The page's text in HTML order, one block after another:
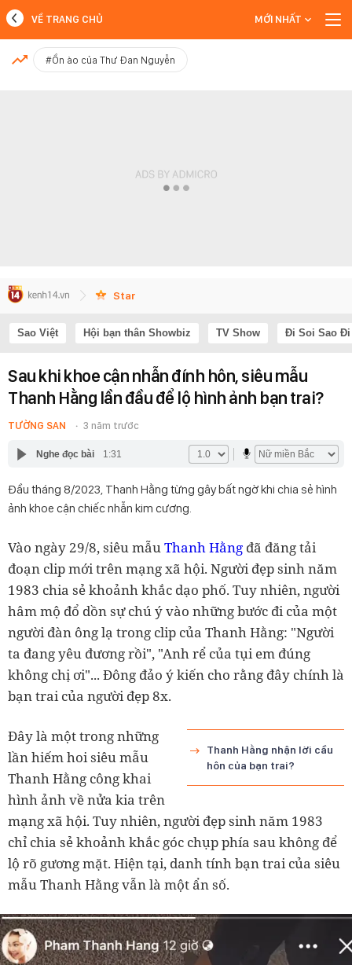
MỚI NHẤT
VỀ TRANG CHỦ MỚI NHẤT
#Ồn ào của Thư Đan Nguyễn
Star
Sao Việt Hội bạn thân Showbiz TV Show Đi Soi Sao Đi
Sau khi khoe cận nhẫn đính hôn, siêu mẫu
Thanh Hằng lần đầu để lộ hình ảnh bạn trai?
TƯỜNG SAN 3 năm trước
Nghe đọc bài 1:31
Đầu tháng 8/2023, Thanh Hằng từng gây bất ngờ khi chia sẻ hình
ảnh khoe cận chiếc nhẫn kim cương.
Vào ngày 29/8, siêu mẫuThanh Hằng đã đăng tải
đoạn clip mới trên mạng xã hội. Người đẹp sinh năm
1983 chia sẻ khoảnh khắc dạo phố. Tuy nhiên, người
hâm mộ đổ dồn sự chú ý vào những bước đi của một
người đàn ông lạ trong clip của Thanh Hằng: "Người
ta đang yêu đương rồi", "Anh rể của tụi em đúng
không chị ơi"... Đông đảo ý kiến cho rằng đây chính là
bạn trai của người đẹp 8x.
Thanh Hằng nhận lời cầu
hôn của bạn trai?
Đây là một trong những
lần hiếm hoi siêu mẫu
Thanh Hằng công khai
hình ảnh về nửa kia trên
mạng xã hội. Tuy nhiên, người đẹp sinh năm 1983
chỉ chia sẻ khoảnh khắc góc chụp phía sau không để
lộ rõ gương mặt. Hiện tại, danh tính bạn trai của siêu
mẫu Thanh Hằng vẫn là một ẩn số.